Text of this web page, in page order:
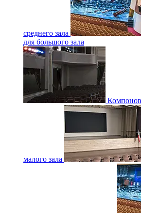
среднего зала
для большого зала
малого зала